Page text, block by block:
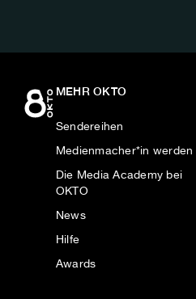
MEHR OKTO
Sendereihen
Medienmacher*in werden
Die Media Academy bei
OKTO
News
Hilfe
Awards